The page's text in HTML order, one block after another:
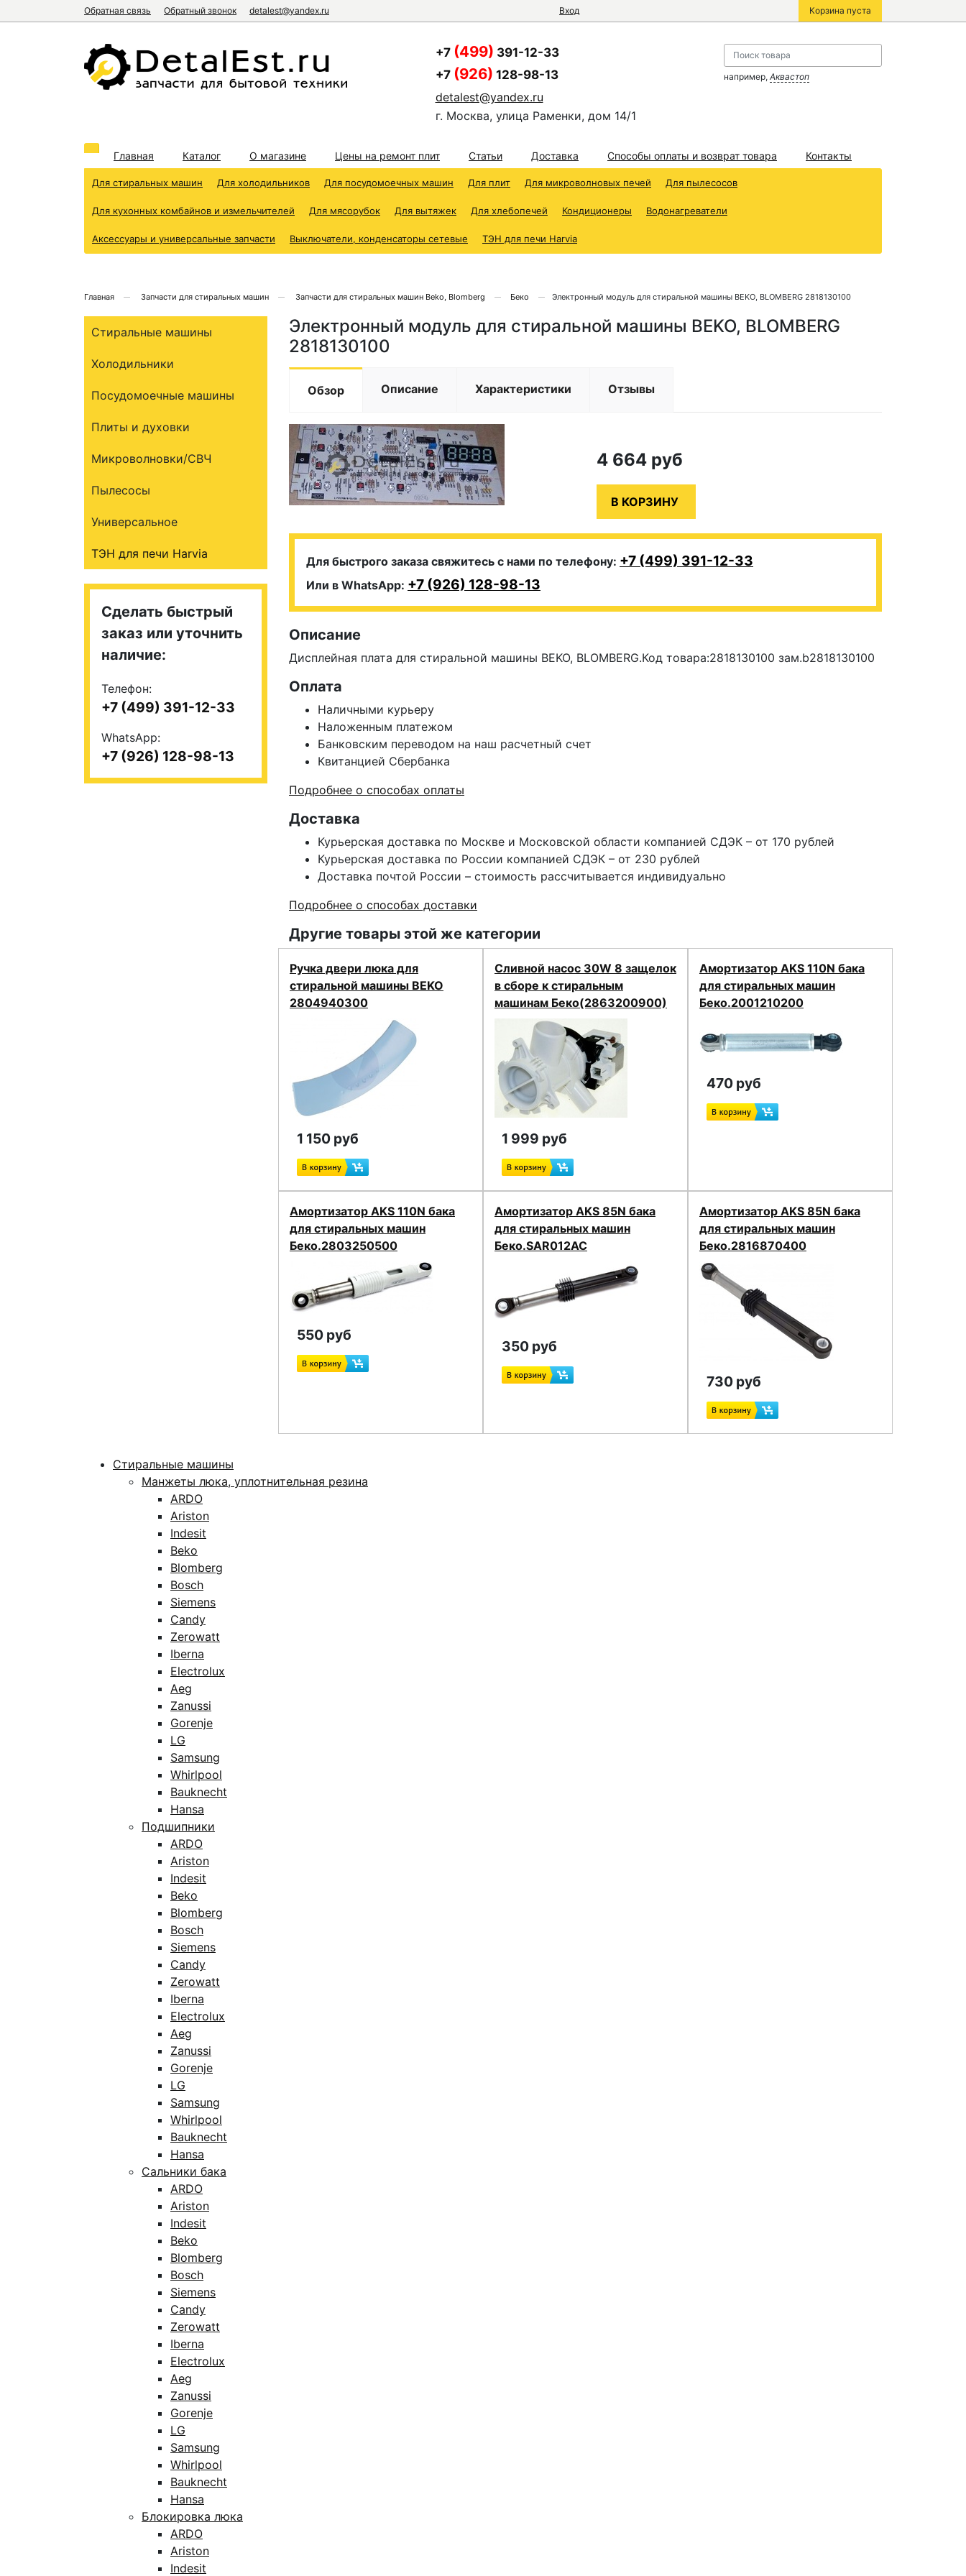
Обратная связь Обратный звонок detalest@yandex.ru Вход Корзина пуста
+7 (499) 391-12-33
+7 (926) 128-98-13
detalest@yandex.ru
г. Москва, улица Раменки, дом 14/1
например, Аквастоп
Главная Каталог О магазине Цены на ремонт плит Статьи Доставка Способы оплаты и возврат товара Контакты
Для стиральных машин Для холодильников Для посудомоечных машин Для плит Для микроволновых печей Для пылесосов
Для кухонных комбайнов и измельчителей Для мясорубок Для вытяжек Для хлебопечей Кондиционеры Водонагреватели
Аксессуары и универсальные запчасти Выключатели, конденсаторы сетевые ТЭН для печи Harvia
Главная Запчасти для стиральных машин Запчасти для стиральных машин Beko, Blomberg Беко Электронный модуль для стиральной машины BEKO, BLOMBERG 2818130100
Электронный модуль для стиральной машины BEKO, BLOMBERG
2818130100
Обзор Описание Характеристики Отзывы
4 664 руб
Для быстрого заказа свяжитесь с нами по телефону: +7 (499) 391-12-33
Или в WhatsApp: +7 (926) 128-98-13
Описание
Дисплейная плата для стиральной машины BEKO, BLOMBERG.Код товара:2818130100 зам.b2818130100
Оплата
Наличными курьеру
Наложенным платежом
Банковским переводом на наш расчетный счет
Квитанцией Сбербанка
Подробнее о способах оплаты
Доставка
Курьерская доставка по Москве и Московской области компанией СДЭК – от 170 рублей
Курьерская доставка по России компанией СДЭК – от 230 рублей
Доставка почтой России – стоимость рассчитывается индивидуально
Подробнее о способах доставки
Другие товары этой же категории
Ручка двери люка для
стиральной машины BEKO
2804940300
1 150 руб
Сливной насос 30W 8 защелок
в сборе к стиральным
машинам Беко(2863200900)
1 999 руб
Амортизатор AKS 110N бака
для стиральных машин
Беко.2001210200
470 руб
Амортизатор AKS 110N бака
для стиральных машин
Беко.2803250500
550 руб
Амортизатор AKS 85N бака
для стиральных машин
Беко.SAR012AC
350 руб
Амортизатор AKS 85N бака
для стиральных машин
Беко.2816870400
730 руб
Стиральные машины
Холодильники
Посудомоечные машины
Плиты и духовки
Микроволновки/СВЧ
Пылесосы
Универсальное
ТЭН для печи Harvia
Сделать быстрый
заказ или уточнить
наличие:
Телефон:
+7 (499) 391-12-33
WhatsApp:
+7 (926) 128-98-13
Стиральные машины
Манжеты люка, уплотнительная резина
ARDO
Ariston
Indesit
Beko
Blomberg
Bosch
Siemens
Candy
Zerowatt
Iberna
Electrolux
Aeg
Zanussi
Gorenje
LG
Samsung
Whirlpool
Bauknecht
Hansa
Подшипники
ARDO
Ariston
Indesit
Beko
Blomberg
Bosch
Siemens
Candy
Zerowatt
Iberna
Electrolux
Aeg
Zanussi
Gorenje
LG
Samsung
Whirlpool
Bauknecht
Hansa
Сальники бака
ARDO
Ariston
Indesit
Beko
Blomberg
Bosch
Siemens
Candy
Zerowatt
Iberna
Electrolux
Aeg
Zanussi
Gorenje
LG
Samsung
Whirlpool
Bauknecht
Hansa
Блокировка люка
ARDO
Ariston
Indesit